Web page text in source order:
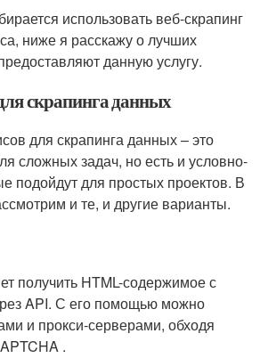
использовать веб-скрапинг
ниже я расскажу о лучших
данную услугу.
скрапинга данных
для скрапинга данных – это
сложных задач, но есть и условно-
подойдут для простых проектов. В
и те, и другие варианты.
получить HTML-содержимое с
API. С его помощью можно
и прокси-серверами, обходя
.